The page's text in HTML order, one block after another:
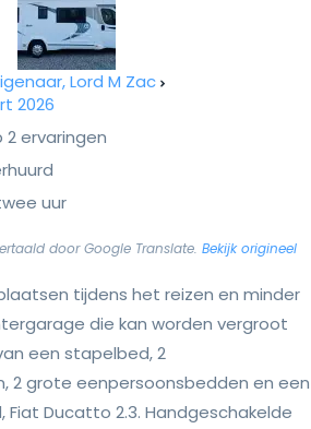
Lord M Zac
2026
ervaringen
uur
door Google Translate. Bekijk origineel
tijdens het reizen en minder
die kan worden vergroot
een stapelbed, 2
2 grote eenpersoonsbedden en een
Fiat Ducatto 2.3. Handgeschakelde